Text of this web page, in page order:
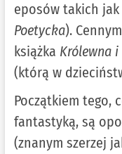
eposów takich
Poetycka).
książka Królewna
(którą w
Początkiem tego,
fantastyką, są
(znanym szerzej